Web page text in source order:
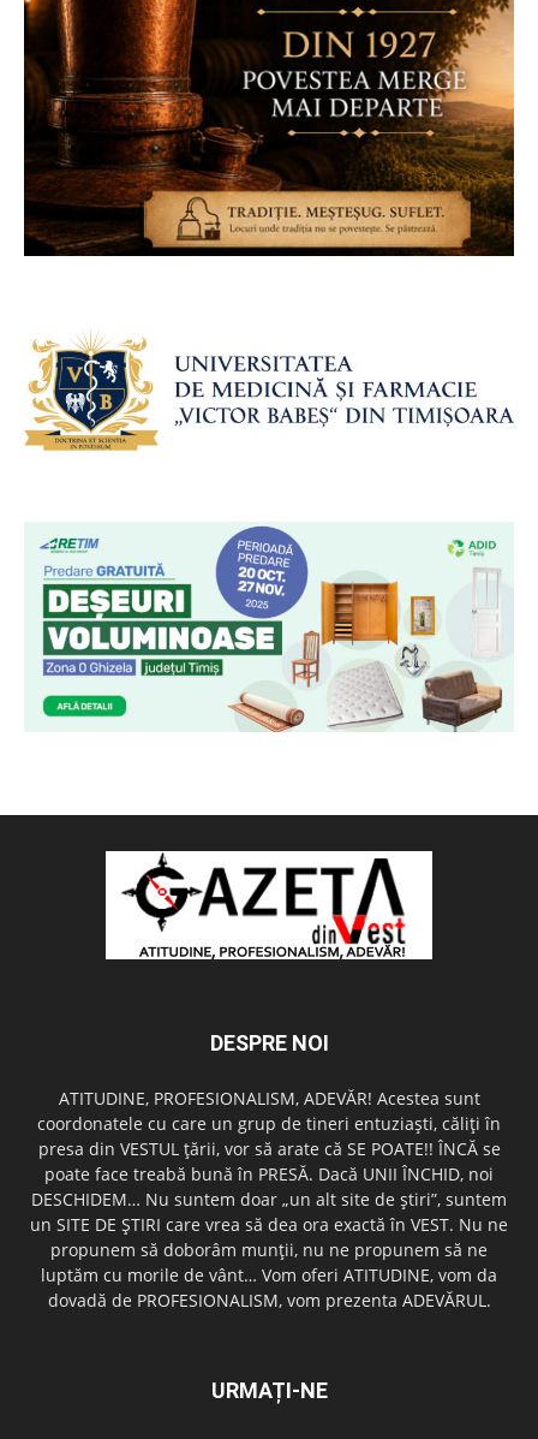
DESPRE NOI
ATITUDINE, PROFESIONALISM, ADEVĂR! Acestea sunt
coordonatele cu care un grup de tineri entuziaşti, căliţi în
presa din VESTUL ţării, vor să arate că SE POATE!! ÎNCĂ se
poate face treabă bună în PRESĂ. Dacă UNII ÎNCHID, noi
DESCHIDEM… Nu suntem doar „un alt site de ştiri”, suntem
un SITE DE ŞTIRI care vrea să dea ora exactă în VEST. Nu ne
propunem să doborâm munţii, nu ne propunem să ne
luptăm cu morile de vânt… Vom oferi ATITUDINE, vom da
dovadă de PROFESIONALISM, vom prezenta ADEVĂRUL.
URMAȚI-NE